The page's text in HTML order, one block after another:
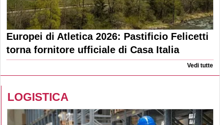
Europei di Atletica 2026: Pastificio Felicetti
torna fornitore ufficiale di Casa Italia
Vedi tutte
LOGISTICA